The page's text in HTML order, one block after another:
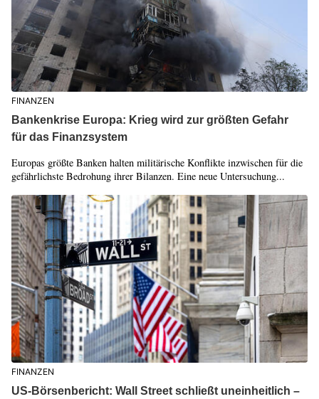
FINANZEN
Bankenkrise Europa: Krieg wird zur größten Gefahr
für das Finanzsystem
Europas größte Banken halten militärische Konflikte inzwischen für die
gefährlichste Bedrohung ihrer Bilanzen. Eine neue Untersuchung...
FINANZEN
US-Börsenbericht: Wall Street schließt uneinheitlich –